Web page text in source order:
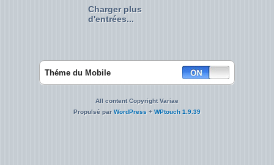
Charger plus
d'entrées...
Théme du Mobile
All content Copyright Variae
Propulsé parWordPress + WPtouch 1.9.39